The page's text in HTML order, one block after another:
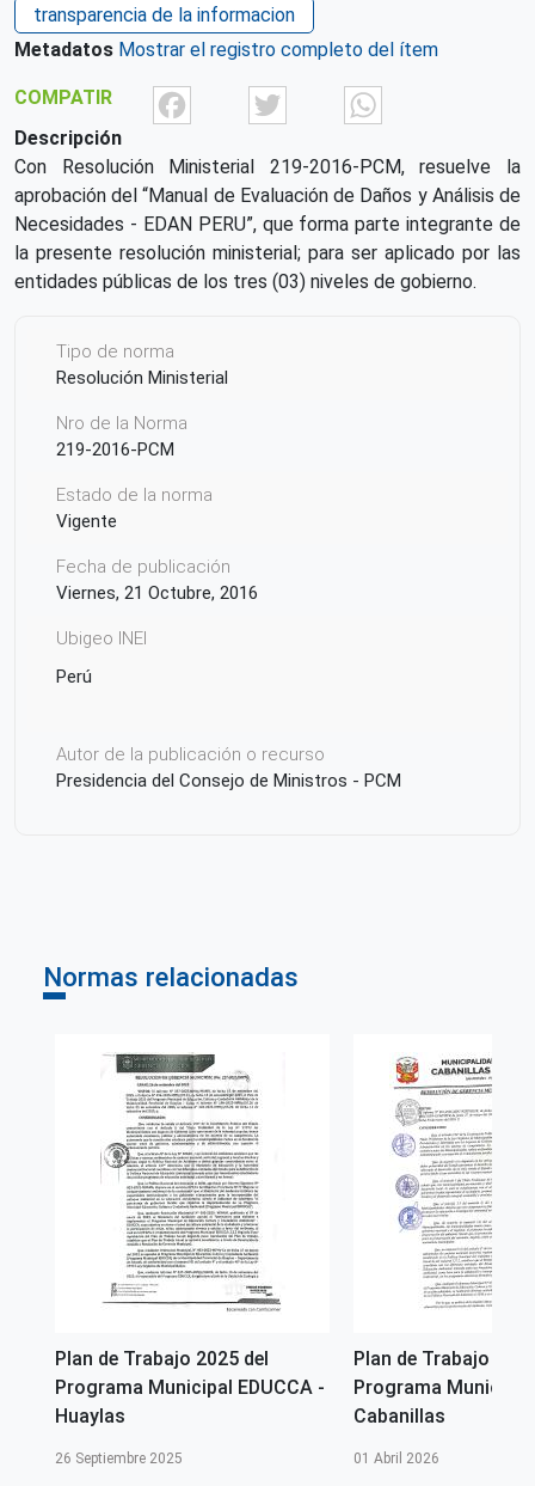
transparencia de la informacion
Metadatos Mostrar el registro completo del ítem
COMPATIR FacebookTwitter
Descripción
Con Resolución Ministerial 219-2016-PCM, resuelve la
aprobación del “Manual de Evaluación de Daños y Análisis de
Necesidades - EDAN PERU”, que forma parte integrante de
la presente resolución ministerial; para ser aplicado por las
entidades públicas de los tres (03) niveles de gobierno.
Tipo de norma
Resolución Ministerial
Nro de la Norma
219-2016-PCM
Estado de la norma
Vigente
Fecha de publicación
Viernes, 21 Octubre, 2016
Ubigeo INEI
Perú
Autor de la publicación o recurso
Presidencia del Consejo de Ministros - PCM
Normas relacionadas
Plan de Trabajo 2025 del
Programa Municipal EDUCCA -
Huaylas
26 Septiembre 2025
Plan de Trabajo
Programa Municipal
Cabanillas
01 Abril 2026